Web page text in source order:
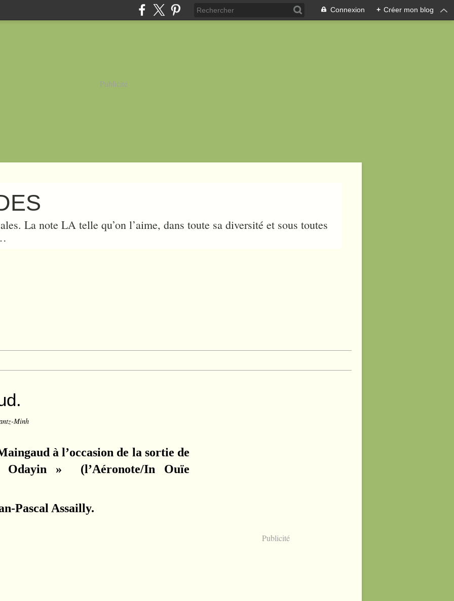
Connexion + Créer mon blog
Publicité
La note LA telle qu’on l’aime, dans toute sa diversité et sous toutes
Minh
à l’occasion de la sortie de
Odayin » (l’Aéronote/In Ouïe
Pascal Assailly.
Publicité